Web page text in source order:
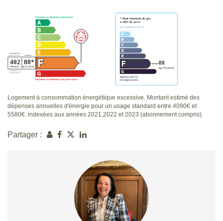
Logement à consommation énergétique excessive. Montant estimé des
dépenses annuelles d'énergie pour un usage standard entre 4090€ et
5580€. indexées aux années 2021,2022 et 2023 (abonnement compris).
Partager :